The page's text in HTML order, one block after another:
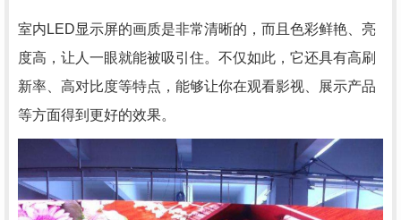
室内LED显示屏的画质是非常清晰的，而且色彩鲜艳、亮
度高，让人一眼就能被吸引住。不仅如此，它还具有高刷
新率、高对比度等特点，能够让你在观看影视、展示产品
等方面得到更好的效果。